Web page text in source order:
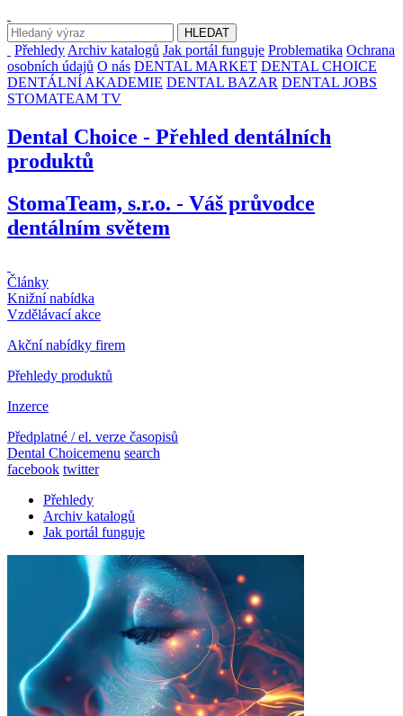
Přehledy Archiv katalogů Jak portál funguje Problematika Ochrana
osobních údajů O nás DENTAL MARKET DENTAL CHOICE
DENTÁLNÍ AKADEMIE DENTAL BAZAR DENTAL JOBS
STOMATEAM TV
Dental Choice - Přehled dentálních
produktů
StomaTeam, s.r.o. - Váš průvodce
dentálním světem
Články
Knižní nabídka
Vzdělávací akce
Akční nabídky firem
Přehledy produktů
Inzerce
Předplatné / el. verze časopisů
Dental Choicemenu search
facebook twitter
Přehledy
Archiv katalogů
Jak portál funguje